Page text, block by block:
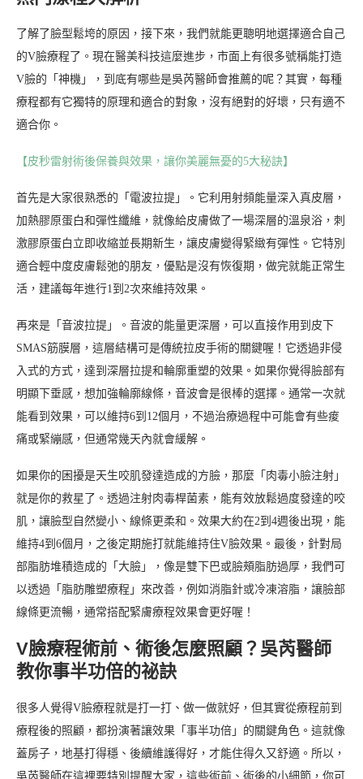
了解了臉型鬆垮的原因，接下來，我們就能更聰明地選擇適合自己
的V臉療程了。現在醫美科技這麼進步，市面上有很多號稱能打造
V臉的「神機」，到底有哪些是吳芮醫師會推薦的呢？其實，每種
療程都有它獨特的原理和適合的對象，沒有絕對的好壞，只有適不
適合你。
【皮秒雷射術後保養與效果，讓你美麗無憂的5大秘訣】
首先是大家很熟悉的「電波拉提」。它利用射頻能量深入真皮層，
加熱膠原蛋白和彈性纖維，就像給皮膚做了一場深層的溫泉浴，刺
激膠原蛋白立即收縮並長期新生，讓皮膚變得緊緻有彈性。它特別
適合輕中度皮膚鬆弛的朋友，優點是沒有恢復期，做完就能正常生
活，建議每年進行1到2次來維持效果。
再來是「音波拉提」。音波的能量更深層，可以直接作用到皮下
SMAS筋膜層，這層結構可是傳統拉皮手術的關鍵喔！它透過非侵
入式的方式，達到深層拉提和輪廓重塑的效果。如果你覺得臉部有
明顯下垂感，想加強輪廓線條，音波會是很棒的選擇。通常一次就
能看到效果，可以維持6到12個月，不過治療過程中可能會有些痠
痛或緊繃感，但通常幾天內就會緩解。
如果你的困擾是天生咬肌發達造成的方臉，那麼「肉毒小臉注射」
就是你的救星了。透過注射肉毒桿菌素，能有效放鬆過度發達的咬
肌，讓臉型自然變小、線條更柔和。效果大約在2到4週後出現，能
維持4到6個月，之後定期施打就能維持住V臉效果。最後，針對局
部脂肪堆積造成的「大臉」，像是雙下巴或臉頰脂肪過厚，我們可
以透過「脂肪雕塑療程」來改善，例如消脂針或冷凍溶脂，讓臉部
線條更流暢，通常搭配緊膚療程效果會更好喔！
V臉療程術前、術後怎麼照顧？吳芮醫師
教你事半功倍的祕訣
很多人覺得V臉療程就是打一打、做一做就好，但其實從療程前到
療程後的照顧，都扮演著讓效果「事半功倍」的關鍵角色。這就像
蓋房子，地基打得穩、後續維護得好，才能住得久又舒適。所以，
吳芮醫師在這裡要特別提醒大家，這些術前、術後的小細節，你可